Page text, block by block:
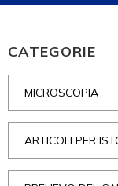
CATEGORIE